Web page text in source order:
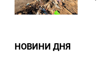
НОВИНИ ДНЯ